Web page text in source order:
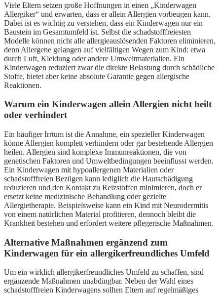
Viele Eltern setzen große Hoffnungen in einen „Kinderwagen
Allergiker“ und erwarten, dass er allein Allergien vorbeugen kann.
Dabei ist es wichtig zu verstehen, dass ein Kinderwagen nur ein
Baustein im Gesamtumfeld ist. Selbst die schadstofffreiesten
Modelle können nicht alle allergieauslösenden Faktoren eliminieren,
denn Allergene gelangen auf vielfältigen Wegen zum Kind: etwa
durch Luft, Kleidung oder andere Umweltmaterialien. Ein
Kinderwagen reduziert zwar die direkte Belastung durch schädliche
Stoffe, bietet aber keine absolute Garantie gegen allergische
Reaktionen.
Warum ein Kinderwagen allein Allergien nicht heilt
oder verhindert
Ein häufiger Irrtum ist die Annahme, ein spezieller Kinderwagen
könne Allergien komplett verhindern oder gar bestehende Allergien
heilen. Allergien sind komplexe Immunreaktionen, die von
genetischen Faktoren und Umweltbedingungen beeinflusst werden.
Ein Kinderwagen mit hypoallergenen Materialien oder
schadstofffreien Bezügen kann lediglich die Hautschädigung
reduzieren und den Kontakt zu Reizstoffen minimieren, doch er
ersetzt keine medizinische Behandlung oder gezielte
Allergietherapie. Beispielsweise kann ein Kind mit Neurodermitis
von einem natürlichen Material profitieren, dennoch bleibt die
Krankheit bestehen und erfordert weitere pflegerische Maßnahmen.
Alternative Maßnahmen ergänzend zum
Kinderwagen für ein allergikerfreundliches Umfeld
Um ein wirklich allergikerfreundliches Umfeld zu schaffen, sind
ergänzende Maßnahmen unabdingbar. Neben der Wahl eines
schadstofffreien Kinderwagens sollten Eltern auf regelmäßiges